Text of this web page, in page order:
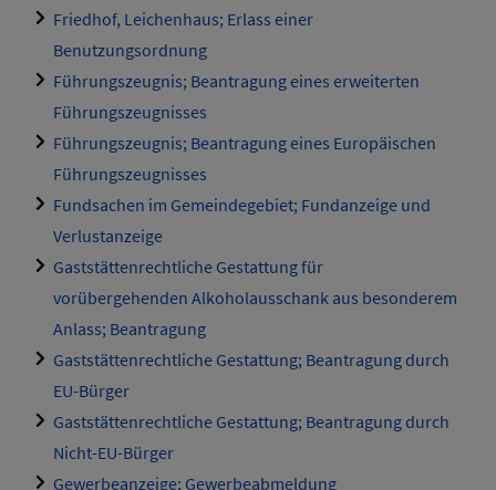
Friedhof, Leichenhaus; Erlass einer
Benutzungsordnung
Führungszeugnis; Beantragung eines erweiterten
Führungszeugnisses
Führungszeugnis; Beantragung eines Europäischen
Führungszeugnisses
Fundsachen im Gemeindegebiet; Fundanzeige und
Verlustanzeige
Gaststättenrechtliche Gestattung für
vorübergehenden Alkoholausschank aus besonderem
Anlass; Beantragung
Gaststättenrechtliche Gestattung; Beantragung durch
EU-Bürger
Gaststättenrechtliche Gestattung; Beantragung durch
Nicht-EU-Bürger
Gewerbeanzeige; Gewerbeabmeldung